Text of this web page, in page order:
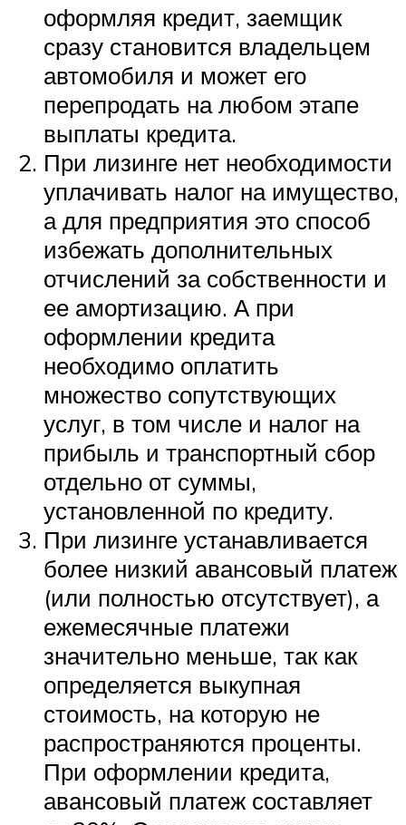
оформляя кредит, заемщик
сразу становится владельцем
автомобиля и может его
перепродать на любом этапе
выплаты кредита.
При лизинге нет необходимости
уплачивать налог на имущество,
а для предприятия это способ
избежать дополнительных
отчислений за собственности и
ее амортизацию. А при
оформлении кредита
необходимо оплатить
множество сопутствующих
услуг, в том числе и налог на
прибыль и транспортный сбор
отдельно от суммы,
установленной по кредиту.
При лизинге устанавливается
более низкий авансовый платеж
(или полностью отсутствует), а
ежемесячные платежи
значительно меньше, так как
определяется выкупная
стоимость, на которую не
распространяются проценты.
При оформлении кредита,
авансовый платеж составляет